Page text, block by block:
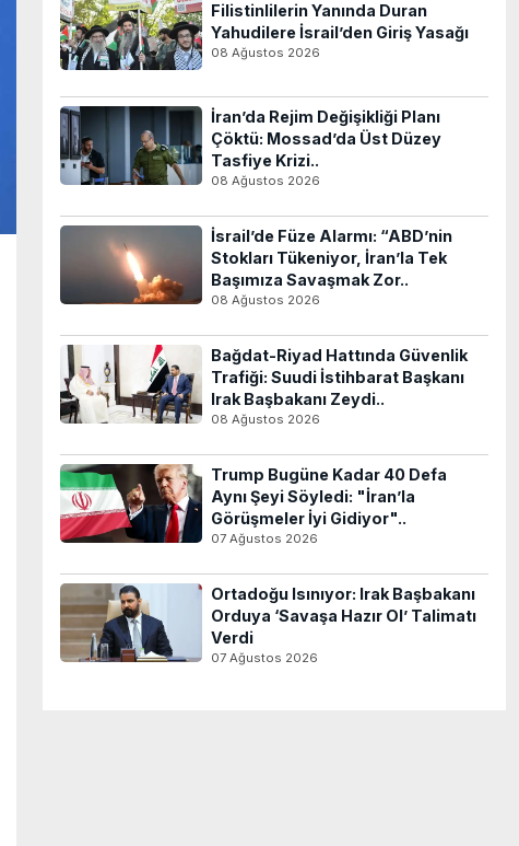
Filistinlilerin Yanında Duran
Yahudilere İsrail’den Giriş Yasağı
08 Ağustos 2026
İran’da Rejim Değişikliği Planı
Çöktü: Mossad’da Üst Düzey
Tasfiye Krizi..
08 Ağustos 2026
İsrail’de Füze Alarmı: “ABD’nin
Stokları Tükeniyor, İran’la Tek
Başımıza Savaşmak Zor..
08 Ağustos 2026
Bağdat-Riyad Hattında Güvenlik
Trafiği: Suudi İstihbarat Başkanı
Irak Başbakanı Zeydi..
08 Ağustos 2026
Trump Bugüne Kadar 40 Defa
Aynı Şeyi Söyledi: "İran’la
Görüşmeler İyi Gidiyor"..
07 Ağustos 2026
Ortadoğu Isınıyor: Irak Başbakanı
Orduya ‘Savaşa Hazır Ol’ Talimatı
Verdi
07 Ağustos 2026